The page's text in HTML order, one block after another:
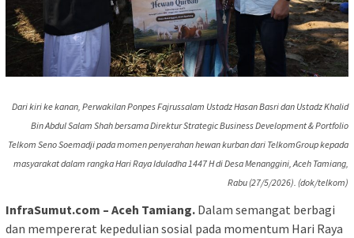
Dari kiri ke kanan, Perwakilan Ponpes Fajrussalam Ustadz Hasan Basri dan Ustadz Khalid
Bin Abdul Salam Shah bersama Direktur Strategic Business Development & Portfolio
Telkom Seno Soemadji pada momen penyerahan hewan kurban dari TelkomGroup kepada
masyarakat dalam rangka Hari Raya Iduladha 1447 H di Desa Menanggini, Aceh Tamiang,
Rabu (27/5/2026). (dok/telkom)
InfraSumut.com – Aceh Tamiang. Dalam semangat berbagi
dan mempererat kepedulian sosial pada momentum Hari Raya